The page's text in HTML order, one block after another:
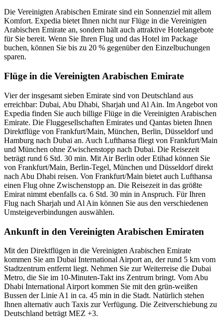
Die Vereinigten Arabischen Emirate sind ein Sonnenziel mit allem
Komfort. Expedia bietet Ihnen nicht nur Flüge in die Vereinigten
Arabischen Emirate an, sondern hält auch attraktive Hotelangebote
für Sie bereit. Wenn Sie Ihren Flug und das Hotel im Package
buchen, können Sie bis zu 20 % gegenüber den Einzelbuchungen
sparen.
Flüge in die Vereinigten Arabischen Emirate
Vier der insgesamt sieben Emirate sind von Deutschland aus
erreichbar: Dubai, Abu Dhabi, Sharjah und Al Ain. Im Angebot von
Expedia finden Sie auch billige Flüge in die Vereinigten Arabischen
Emirate. Die Fluggesellschaften Emirates und Qantas bieten Ihnen
Direktflüge von Frankfurt/Main, München, Berlin, Düsseldorf und
Hamburg nach Dubai an. Auch Lufthansa fliegt von Frankfurt/Main
und München ohne Zwischenstopp nach Dubai. Die Reisezeit
beträgt rund 6 Std. 30 min. Mit Air Berlin oder Etihad können Sie
von Frankfurt/Main, Berlin-Tegel, München und Düsseldorf direkt
nach Abu Dhabi reisen. Von Frankfurt/Main bietet auch Lufthansa
einen Flug ohne Zwischenstopp an. Die Reisezeit in das größte
Emirat nimmt ebenfalls ca. 6 Std. 30 min in Anspruch. Für Ihren
Flug nach Sharjah und Al Ain können Sie aus den verschiedenen
Umsteigeverbindungen auswählen.
Ankunft in den Vereinigten Arabischen Emiraten
Mit den Direktflügen in die Vereinigten Arabischen Emirate
kommen Sie am Dubai International Airport an, der rund 5 km vom
Stadtzentrum entfernt liegt. Nehmen Sie zur Weiterreise die Dubai
Metro, die Sie im 10-Minuten-Takt ins Zentrum bringt. Vom Abu
Dhabi International Airport kommen Sie mit den grün-weißen
Bussen der Linie A1 in ca. 45 min in die Stadt. Natürlich stehen
Ihnen alternativ auch Taxis zur Verfügung. Die Zeitverschiebung zu
Deutschland beträgt MEZ +3.